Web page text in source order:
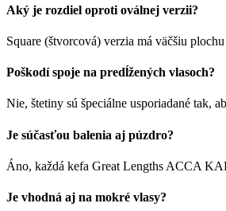
Aký je rozdiel oproti oválnej verzii?
Square (štvorcová) verzia má väčšiu
Poškodí spoje na predĺžených vlasoch?
Nie, štetiny sú špeciálne usporiadané tak,
Je súčasťou balenia aj púzdro?
Áno, každá kefa Great Lengths ACCA
Je vhodná aj na mokré vlasy?